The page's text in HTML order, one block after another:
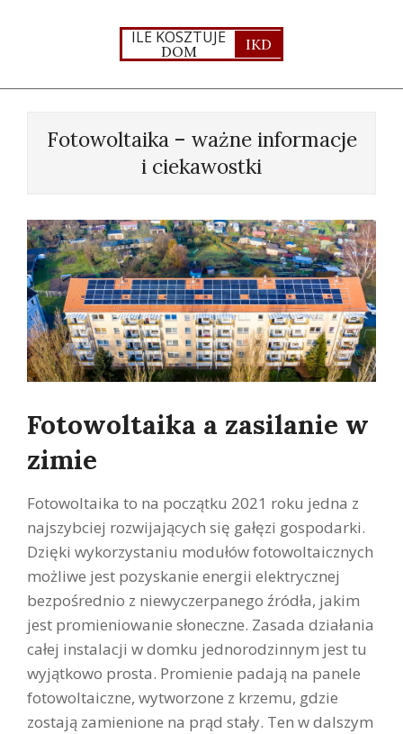
ILE KOSZTUJE
DOM IKD
Fotowoltaika – ważne informacje
i ciekawostki
Fotowoltaika a zasilanie w
zimie
Fotowoltaika to na początku 2021 roku jedna z
najszybciej rozwijających się gałęzi gospodarki.
Dzięki wykorzystaniu modułów fotowoltaicznych
możliwe jest pozyskanie energii elektrycznej
bezpośrednio z niewyczerpanego źródła, jakim
jest promieniowanie słoneczne. Zasada działania
całej instalacji w domku jednorodzinnym jest tu
wyjątkowo prosta. Promienie padają na panele
fotowoltaiczne, wytworzone z krzemu, gdzie
zostają zamienione na prąd stały. Ten w dalszym